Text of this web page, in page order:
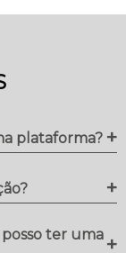
plataforma? +
+
ter uma +